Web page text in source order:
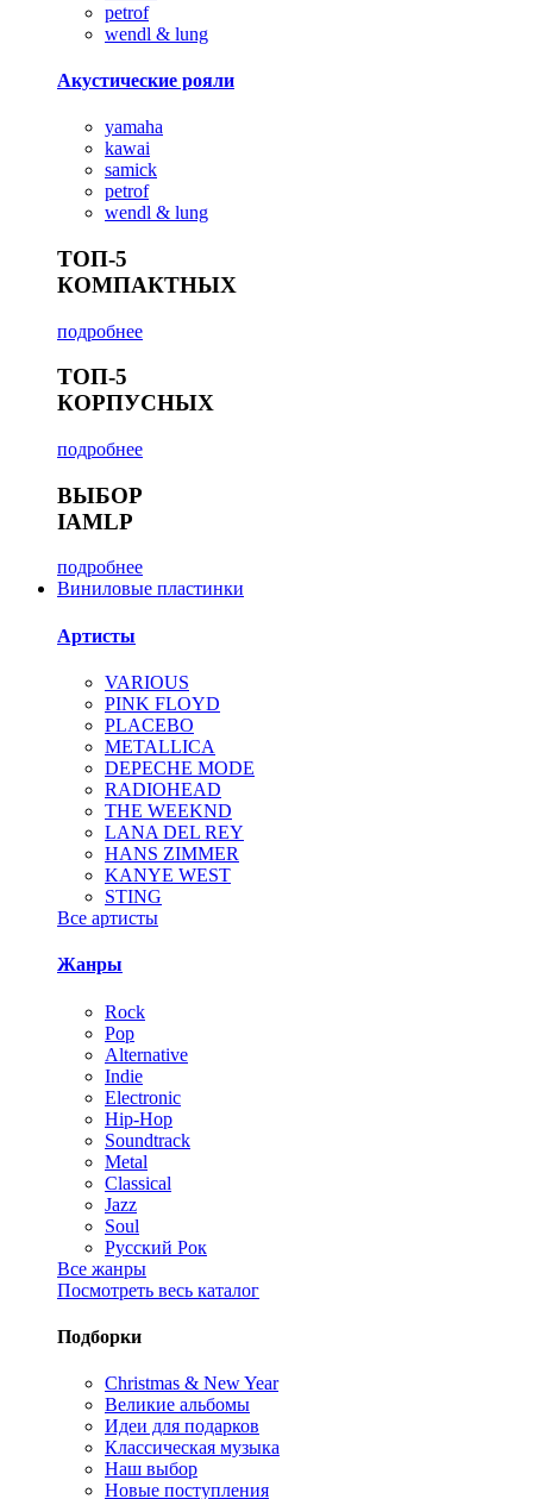
petrof
wendl & lung
Акустические рояли
yamaha
kawai
samick
petrof
wendl & lung
ТОП-5
КОМПАКТНЫХ
подробнее
ТОП-5
КОРПУСНЫХ
подробнее
ВЫБОР
IAMLP
подробнее
Виниловые пластинки
Артисты
VARIOUS
PINK FLOYD
PLACEBO
METALLICA
DEPECHE MODE
RADIOHEAD
THE WEEKND
LANA DEL REY
HANS ZIMMER
KANYE WEST
STING
Все артисты
Жанры
Rock
Pop
Alternative
Indie
Electronic
Hip-Hop
Soundtrack
Metal
Classical
Jazz
Soul
Русский Рок
Все жанры
Посмотреть весь каталог
Подборки
Christmas & New Year
Великие альбомы
Идеи для подарков
Классическая музыка
Наш выбор
Новые поступления